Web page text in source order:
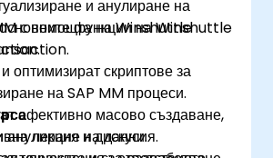
и анулиране на
с помощта на Winshuttle
функции на Winshuttle
оптимизират скриптове за
на SAP MM процеси.
ефективно масово създаване,
анулиране на данни.
лекция и дискусия.